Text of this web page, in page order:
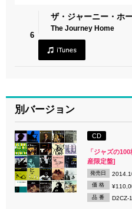
6
ザ・ジャーニー・ホ
The Journey Home
別バージョン
CD
「ジャズの
産限定盤]
発売日
価 格
品 番 D2CZ-